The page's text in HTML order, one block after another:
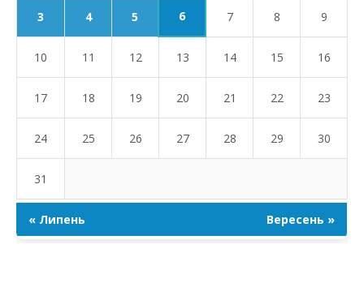
3 4 5 6 7 8 9
10 11 12 13 14 15 16
17 18 19 20 21 22 23
24 25 26 27 28 29 30
31
« Липень Вересень »